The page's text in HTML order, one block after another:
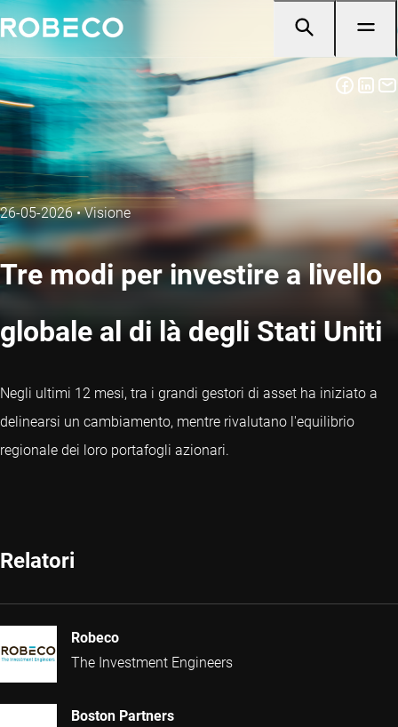
26-05-2026•Visione
Tre modi per investire a livello
globale al di là degli Stati Uniti
Negli ultimi 12 mesi, tra i grandi gestori di asset ha iniziato a
delinearsi un cambiamento, mentre rivalutano l'equilibrio
regionale dei loro portafogli azionari.
Relatori
Robeco
The Investment Engineers
Boston Partners